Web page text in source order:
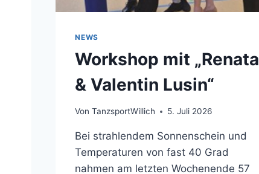
NEWS
Workshop mit „Renata
& Valentin Lusin“
Von TanzsportWillich 5. Juli 2026
Bei strahlendem Sonnenschein und
Temperaturen von fast 40 Grad
nahmen am letzten Wochenende 57